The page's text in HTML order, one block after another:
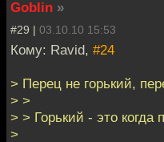
Goblin »
#29 | 03.10.10 15:53
Кому: Ravid, #24
> Перец не горький,
> >
> > Горький - это когда
>